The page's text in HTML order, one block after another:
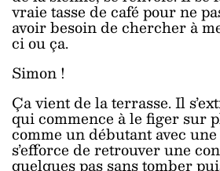
vraie tasse de café pour ne
avoir besoin de chercher à
ci ou ça.
Simon !
Ça vient de la terrasse. Il
qui commence à le figer sur
comme un débutant avec
s’efforce de retrouver une
quelques pas sans tomber